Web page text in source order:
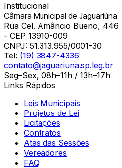
Institucional
Câmara Municipal de Jaguariúna
Rua Cel. Amâncio Bueno,
- CEP 13910-009
CNPJ: 51.313.955/0001-30
Tel: (19) 3847-4336
contato@jaguariuna.sp.leg.br
Seg–Sex, 08h–11h / 13h–17h
Links Rápidos
Leis Municipais
Projetos de Lei
Licitações
Contratos
Atas das Sessões
Vereadores
FAQ